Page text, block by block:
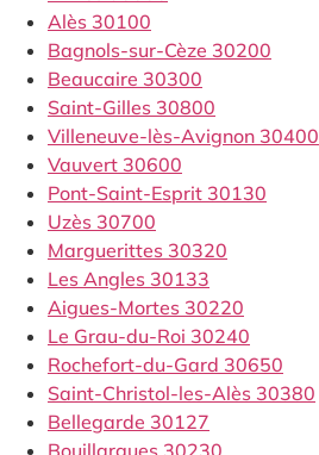
Alès 30100
Bagnols-sur-Cèze 30200
Beaucaire 30300
Saint-Gilles 30800
Villeneuve-lès-Avignon 30400
Vauvert 30600
Pont-Saint-Esprit 30130
Uzès 30700
Marguerittes 30320
Les Angles 30133
Aigues-Mortes 30220
Le Grau-du-Roi 30240
Rochefort-du-Gard 30650
Saint-Christol-les-Alès 30380
Bellegarde 30127
Bouillargues 30230